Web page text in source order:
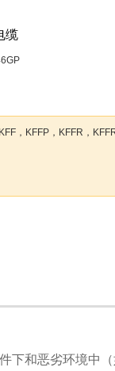
缆
，KFFP，KFFR，
下和恶劣环境中